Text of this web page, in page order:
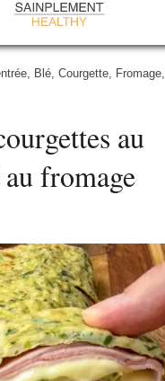
, Blé, Courgette, Fromage,
au
fromage